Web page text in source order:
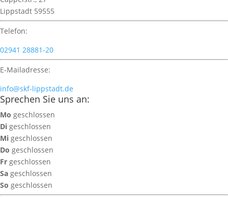
Lippstadt 59555
Telefon:
02941 28881-20
E-Mailadresse:
info@skf-lippstadt.de
Sprechen Sie uns an:
Mo geschlossen
Di geschlossen
Mi geschlossen
Do geschlossen
Fr geschlossen
Sa geschlossen
So geschlossen